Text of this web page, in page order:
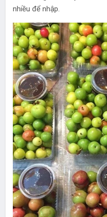
nhiều để nhập.